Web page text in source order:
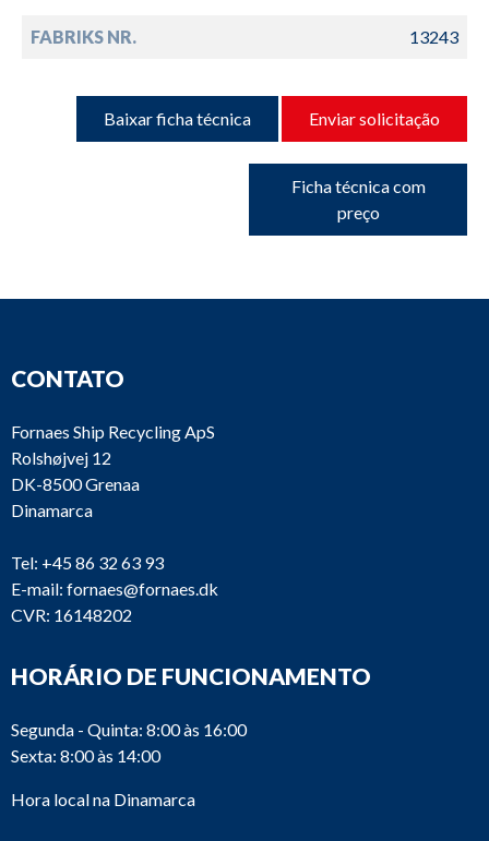
FABRIKS NR. 13243
Baixar ficha técnica Enviar solicitação
Ficha técnica com
preço
CONTATO
Fornaes Ship Recycling ApS
Rolshøjvej 12
DK-8500 Grenaa
Dinamarca
Tel: +45 86 32 63 93
E-mail: fornaes@fornaes.dk
CVR: 16148202
HORÁRIO DE FUNCIONAMENTO
Segunda - Quinta: 8:00 às 16:00
Sexta: 8:00 às 14:00
Hora local na Dinamarca